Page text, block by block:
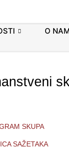
O
SKUPA
SAŽETAKA